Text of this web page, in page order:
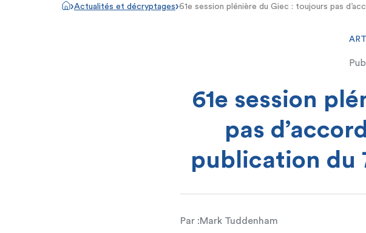
›Actualités et décryptages›61e session plénière du Giec : toujours pas
61e session
pas
publication du
Par :Mark Tuddenham